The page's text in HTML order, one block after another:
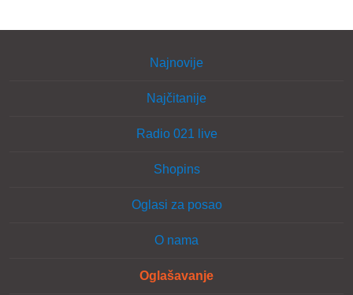
Najnovije
Najčitanije
Radio 021 live
Shopins
Oglasi za posao
O nama
Oglašavanje